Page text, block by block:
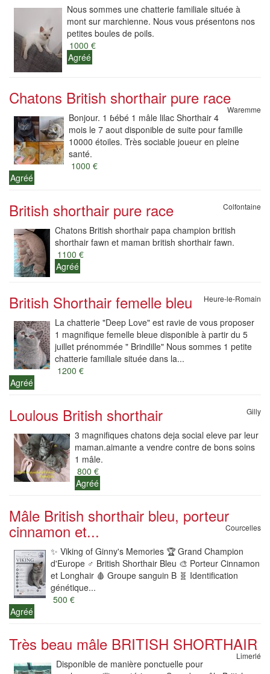
Nous sommes une chatterie familiale située à
mont sur marchienne. Nous vous présentons nos
petites boules de poils.
1000 €
Agréé
Chatons British shorthair pure race
Waremme
Bonjour. 1 ɓébé 1 mâle lilac Shorthair 4
mois le 7 aout disponible de suite pour famille
10000 étoiles. Très sociable joueur en pleine
santé.
1000 €
Agréé
British shorthair pure race Colfontaine
Chatons British shorthair papa champion british
shorthair fawn et maman british shorthair fawn.
1100 €
Agréé
British Shorthair femelle bleu Heure-le-Romain
La chatterie "Deep Love" est ravie de vous proposer
1 magnifique femelle bleue disponible à partir du 5
juillet prénommée " Brindille" Nous sommes 1 petite
chatterie familiale située dans la...
1200 €
Agréé
Loulous British shorthair Gilly
3 magnifiques chatons deja social eleve par leur
maman.aimante a vendre contre de bons soins
1 mâle.
800 €
Agréé
Mâle British shorthair bleu, porteur
cinnamon et... Courcelles
✨️ Viking of Ginny's Memories 🏆 Grand Champion
d'Europe ♂️ British Shorthair Bleu 🎨 Porteur Cinnamon
et Longhair 🩸 Groupe sanguin B 🧬 Identification
génétique...
500 €
Agréé
Très beau mâle BRITISH SHORTHAIR
Limerlé
Disponible de manière ponctuelle pour